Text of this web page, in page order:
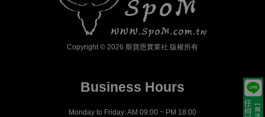
Copyright © 2026 斯寶恩實業社 版權所有
Business Hours
Monday to Friday: AM 09:00 ~ PM 18:00